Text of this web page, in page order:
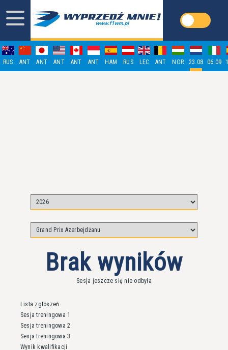
RUS ANT ANT ANT ANT ANT HAM RUS LEC ANT NOR 23.08 06.09
Brak wyników
Sesja jeszcze się nie odbyła
Lista zgłoszeń
Sesja treningowa 1
Sesja treningowa 2
Sesja treningowa 3
Wynik kwalifikacji